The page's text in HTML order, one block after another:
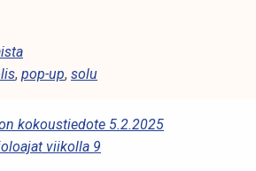
, pop-up, solu
kokoustiedote 5.2.2025
viikolla 9